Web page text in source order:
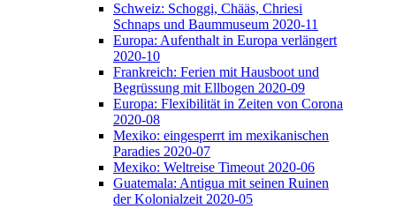
Schweiz: Schoggi, Chääs, Chriesi
Schnaps und Baummuseum 2020-11
Europa: Aufenthalt in Europa verlängert
2020-10
Frankreich: Ferien mit Hausboot und
Begrüssung mit Ellbogen 2020-09
Europa: Flexibilität in Zeiten von Corona
2020-08
Mexiko: eingesperrt im mexikanischen
Paradies 2020-07
Mexiko: Weltreise Timeout 2020-06
Guatemala: Antigua mit seinen Ruinen
der Kolonialzeit 2020-05